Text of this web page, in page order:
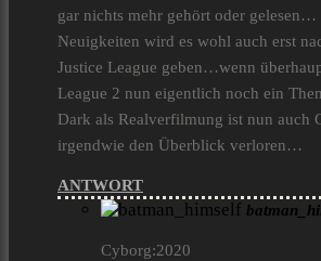
gar nichts mehr gehört oder gelesen…
Neuigkeiten wird es wohl auch erst
Justice League geben…wenn
League 2 nun eigentlich noch ein
Dark als Realverfilmung ist nun auch
irgendwie den Überblick verloren…
ANTWORT
Cyborg:2020